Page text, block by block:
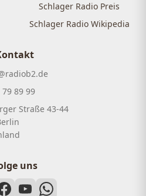
Schlager Radio Preis
Schlager Radio Wikipedia
79 89 99
Straße 43-44
uns